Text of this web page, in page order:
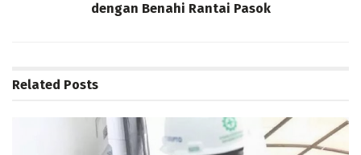
dengan Benahi Rantai Pasok
Related Posts